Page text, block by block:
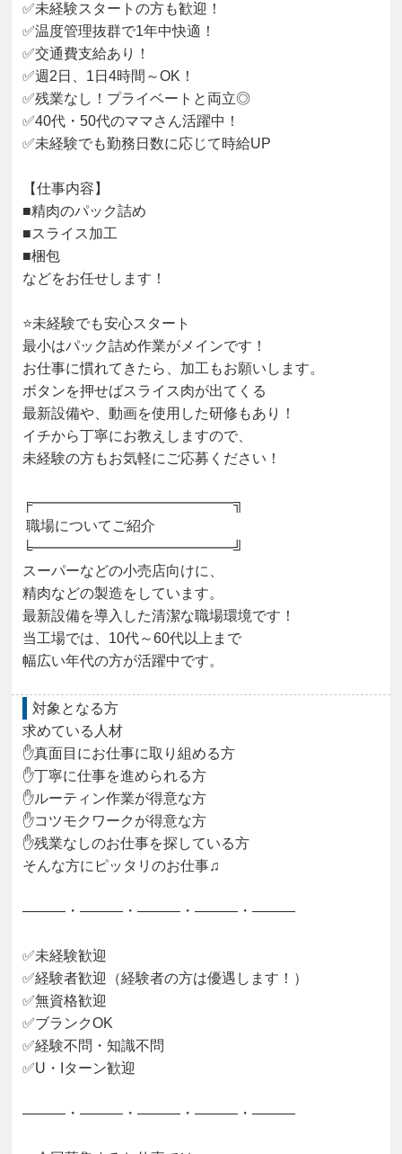
✅未経験スタートの方も歓迎！
✅温度管理抜群で1年中快適！
✅交通費支給あり！
✅週2日、1日4時間～OK！
✅残業なし！プライベートと両立◎
✅40代・50代のママさん活躍中！
✅未経験でも勤務日数に応じて時給UP
【仕事内容】
■精肉のパック詰め
■スライス加工
■梱包
などをお任せします！
⭐未経験でも安心スタート
最小はパック詰め作業がメインです！
お仕事に慣れてきたら、加工もお願いします。
ボタンを押せばスライス肉が出てくる
最新設備や、動画を使用した研修もあり！
イチから丁寧にお教えしますので、
未経験の方もお気軽にご応募ください！
╒━━━━━━━━━━━━━━╗
╘━━━━━━━━━━━━━━╝
スーパーなどの小売店向けに、
精肉などの製造をしています。
最新設備を導入した清潔な職場環境です！
当工場では、10代～60代以上まで
幅広い年代の方が活躍中です。
対象となる方
求めている人材
✋真面目にお仕事に取り組める方
✋丁寧に仕事を進められる方
✋ルーティン作業が得意な方
✋コツモクワークが得意な方
✋残業なしのお仕事を探している方
そんな方にピッタリのお仕事♫
―――・―――・―――・―――・―――
✅未経験歓迎
✅経験者歓迎（経験者の方は優遇します！）
✅無資格歓迎
✅ブランクOK
✅経験不問・知識不問
✅U・Iターン歓迎
―――・―――・―――・―――・―――